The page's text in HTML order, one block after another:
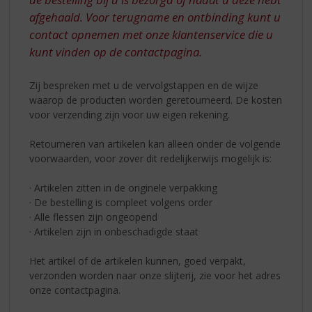
afgehaald. Voor terugname en ontbinding kunt u
contact opnemen met onze klantenservice die u
kunt vinden op de contactpagina.
Zij bespreken met u de vervolgstappen en de wijze
waarop de producten worden geretourneerd. De kosten
voor verzending zijn voor uw eigen rekening.
Retourneren van artikelen kan alleen onder de volgende
voorwaarden, voor zover dit redelijkerwijs mogelijk is:
· Artikelen zitten in de originele verpakking
· De bestelling is compleet volgens order
· Alle flessen zijn ongeopend
· Artikelen zijn in onbeschadigde staat
Het artikel of de artikelen kunnen, goed verpakt,
verzonden worden naar onze slijterij, zie voor het adres
onze contactpagina.